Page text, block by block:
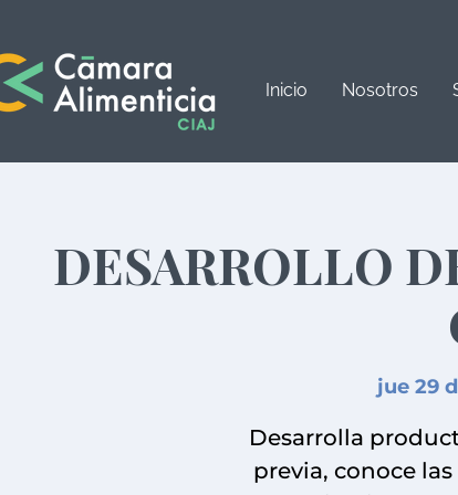
Inicio Nosotros
DESARROLLO
jue 29
Desarrolla
previa, conoce